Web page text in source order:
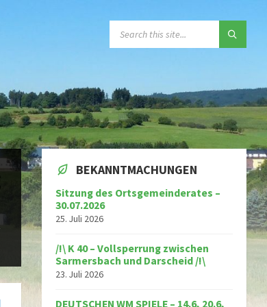
BEKANNTMACHUNGEN
Sitzung des Ortsgemeinderates –
30.07.2026
25. Juli 2026
/!\ K 40 – Vollsperrung zwischen
Sarmersbach und Darscheid /!\
23. Juli 2026
DEUTSCHEN WM SPIELE – 14.6, 20.6,